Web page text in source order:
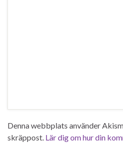
Denna webbplats använder
skräppost. Lär dig om hur din